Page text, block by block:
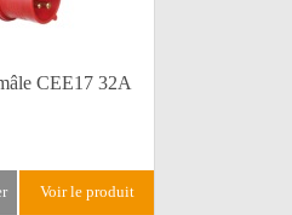
CEE17 32A
voir le produit